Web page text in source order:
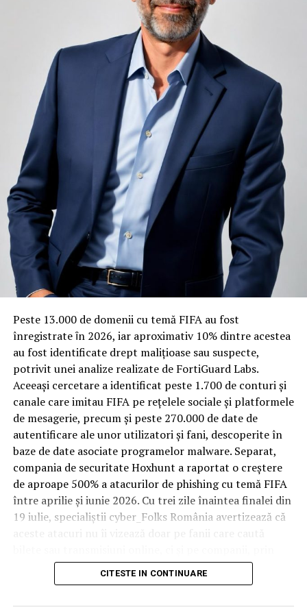
nemulțumiri semnalate de oaspeți în recenziile online,
chiar și la unități altfel apreciate pentru servicii și
locație. De multe ori, oaspeții nu identifică pardoseala
drept sursa reală a problemei, ci descriu simplu senzația
de spațiu zgomotos sau agitat.
Pardoseala joacă un rol important în absorbția acestor
sunete, mai ales în zonele de trecere frecventă dintre
cameră și baie sau dintre pat și fereastră. Un material cu
proprietăți fonoabsorbante bune reduce transmiterea
zgomotului către camerele vecine și către etajele
inferioare, un aspect esențial mai ales în clădirile mai
vechi, cu structuri care nu au fost proiectate inițial
pentru izolare fonică performantă.
Rotația rapidă a oaspeților cere
materiale rezistente
Spre diferență de o locuință obișnuită, o cameră de hotel
trece printr-un ciclu de utilizare intensă: oaspeți diferiți,
bagaje trase pe roți, curățenie zilnică, uneori mai multe
rezervări consecutive în aceeași săptămână. Această
frecvență ridicată de utilizare pune presiune reală pe
orice suprafață, iar pardoseala este printre primele
elemente afectate vizibil, mai ales în zona din jurul
patului și a ușii de acces.
În etapa de renovare sau construcție, administratorii
care iau în calcul mocheta trafic intens
pentru zonele
cu rotație mare reduc riscul de uzură prematură și de
decolorare vizibilă în punctele de trecere frecventă. Este
o decizie care ține mai puțin de stil și mai mult de
după primele sezoane de utilizare intensă.
Peste 13.000 de domenii cu temă FIFA au fost
înregistrate ȋn 2026, iar aproximativ 10% dintre acestea
au fost identificate drept malițioase sau suspecte,
potrivit unei analize realizate de FortiGuard Labs.
Aceeași cercetare a identificat peste 1.700 de conturi și
canale care imitau FIFA pe rețelele sociale și platformele
de mesagerie, precum și peste 270.000 de date de
autentificare ale unor utilizatori și fani, descoperite în
baze de date asociate programelor malware. Separat,
compania de securitate Hoxhunt a raportat o creștere
de aproape 500% a atacurilor de phishing cu temă FIFA
între aprilie și iunie 2026. Cu trei zile înaintea finalei din
19 iulie, specialiștii cyber_Folks România avertizează că
conturile, dispozitivele și infrastructura digitală
utilizate de angajați.
CITESTE IN CONTINUARE